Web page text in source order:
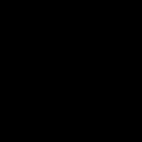
Если раньше у
партизанские
партия, то
все крупные
США, и Россия.